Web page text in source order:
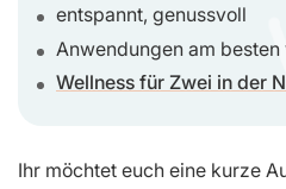
entspannt, genussvoll
Anwendungen am
Wellness für Zwei in der
Ihr möchtet euch eine kurze